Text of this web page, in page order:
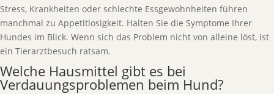
Stress, Krankheiten oder schlechte Essgewohnheiten führen
manchmal zu Appetitlosigkeit. Halten Sie die Symptome Ihrer
Hundes im Blick. Wenn sich das Problem nicht von alleine löst, ist
ein Tierarztbesuch ratsam.
Welche Hausmittel gibt es bei
Verdauungsproblemen beim Hund?